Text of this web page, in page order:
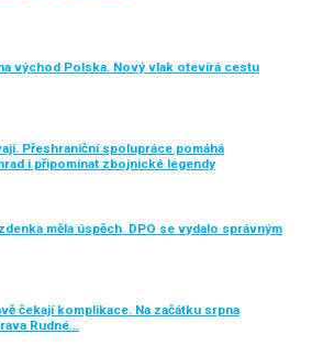
východ Polska. Nový vlak otevírá cestu
Přeshraniční spolupráce pomáhá
i připomínat zbojnické legendy
měla úspěch. DPO se vydalo správným
čekají komplikace. Na začátku srpna
Rudné…